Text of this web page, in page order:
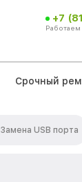
+7
Работаем
Срочный
Замена USB порта